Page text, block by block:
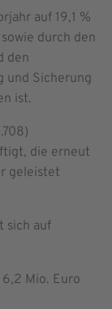
auf 19,1 %
durch den
den
und Sicherung
ist.
die erneut
geleistet
sich auf
Mio. Euro